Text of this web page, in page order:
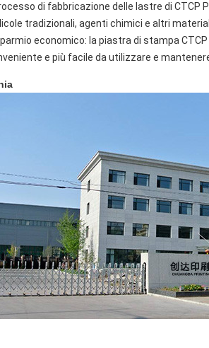
di fabbricazione delle lastre di
tradizionali, agenti chimici e altri
economico: la piastra di stampa
e più facile da utilizzare e